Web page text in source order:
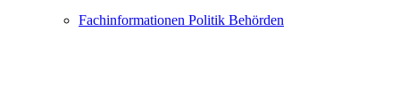
Fachinformationen Politik Behörden